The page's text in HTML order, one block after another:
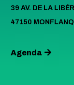
39 AV. DE LA
47150
Agenda